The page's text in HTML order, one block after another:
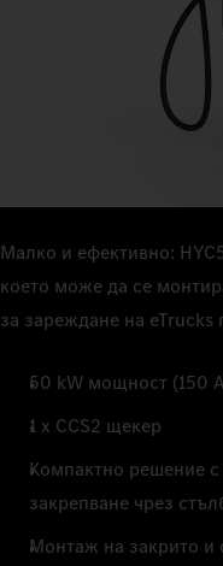
Малко и ефективно:
което може да се
за зареждане на eTrucks
50 kW мощност (150
1 x CCS2 щекер
Компактно решение с
закрепване чрез
Монтаж на закрито и